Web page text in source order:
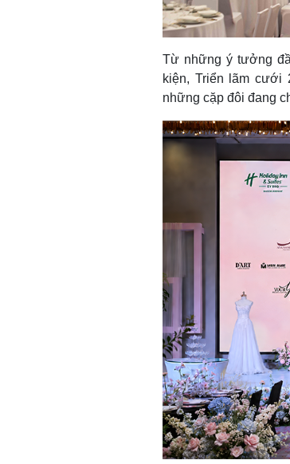
Từ những ý tưởng
kiện, Triển lãm cưới
những cặp đôi đang